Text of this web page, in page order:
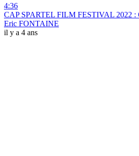
4:36
CAP SPARTEL FILM FESTIVAL 2022 :
Eric FONTAINE
il y a 4 ans